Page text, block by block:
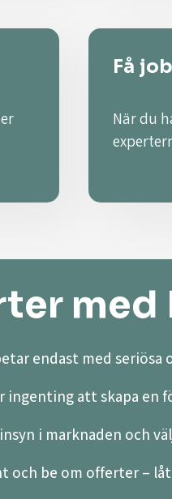
Få
När du
med
endast med
ingenting att skapa en
i marknaden och
och be om offerter –